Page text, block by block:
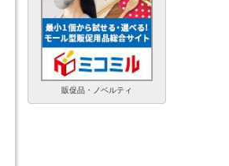
販促品・ノベルティ